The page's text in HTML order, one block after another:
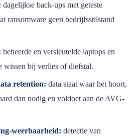
dagelijkse back-ups met geteste
ransomware geen bedrijfsstilstand
beheerde en versleutelde laptops en
wissen bij verlies of diefstal.
retention: data staat waar het hoort,
dan nodig en voldoet aan de AVG-
weerbaarheid: detectie van